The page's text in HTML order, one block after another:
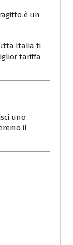
è un
Italia ti
tariffa
uno
il